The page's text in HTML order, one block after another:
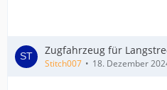
Zugfahrzeug für
Stitch007 18. Dezember